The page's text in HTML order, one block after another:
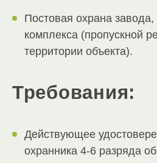
Постовая охрана завода,
комплекса (пропускной
территории объекта).
Требования:
Действующее
охранника 4-6 разряда